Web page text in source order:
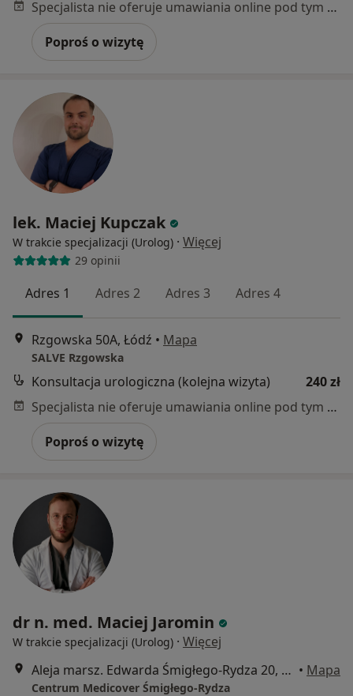
Specjalista nie oferuje umawiania online pod tym adresem.
Poproś o wizytę
lek. Maciej Kupczak
W trakcie specjalizacji (Urolog) · Więcej
29 opinii
Adres 1 Adres 2 Adres 3 Adres 4
Rzgowska 50A, Łódź • Mapa
SALVE Rzgowska
Konsultacja urologiczna (kolejna wizyta)
240 zł
Specjalista nie oferuje umawiania online pod tym adresem.
Poproś o wizytę
dr n. med. Maciej Jaromin
W trakcie specjalizacji (Urolog) · Więcej
Aleja marsz. Edwarda Śmigłego-Rydza 20, Łódź • Mapa
Centrum Medicover Śmigłego-Rydza